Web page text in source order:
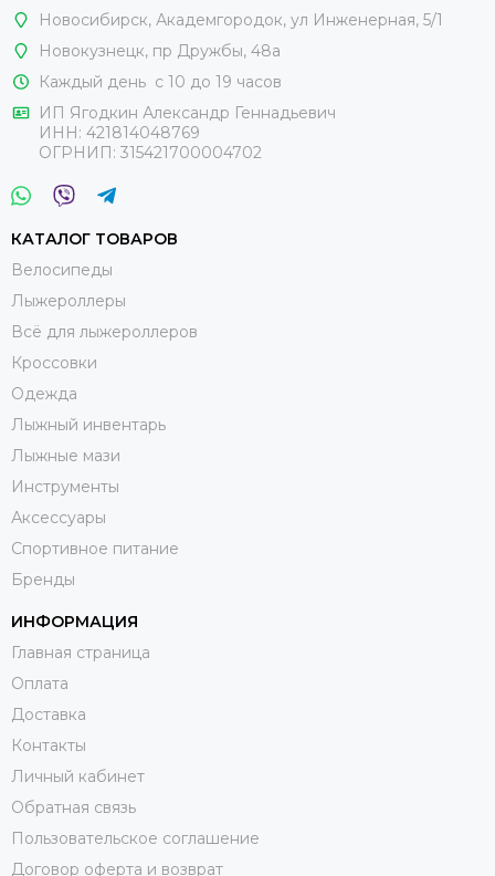
Новосибирск, Академгородок, ул Инженерная, 5/1
Новокузнецк, пр Дружбы, 48а
Каждый день с 10 до 19 часов
ИП Ягодкин Александр Геннадьевич
ИНН: 421814048769
ОГРНИП: 315421700004702
КАТАЛОГ ТОВАРОВ
Велосипеды
Лыжероллеры
Всё для лыжероллеров
Кроссовки
Одежда
Лыжный инвентарь
Лыжные мази
Инструменты
Аксессуары
Спортивное питание
Бренды
ИНФОРМАЦИЯ
Главная страница
Оплата
Доставка
Контакты
Личный кабинет
Обратная связь
Пользовательское соглашение
Договор оферта и возврат